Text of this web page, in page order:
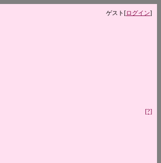
ゲスト [ログイン]
[?]